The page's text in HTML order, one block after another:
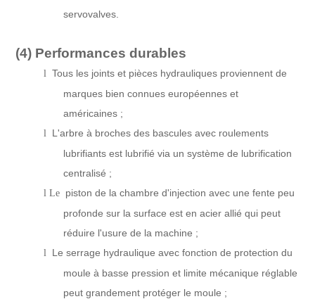
servovalves.
(4) Performances durables
l
Tous les joints et pièces hydrauliques proviennent de
marques bien connues européennes et
américaines ;
l
L'arbre à broches des bascules avec roulements
lubrifiants est lubrifié via un système de lubrification
centralisé ;
l Le piston de la chambre d'injection avec une fente peu
profonde sur la surface est en acier allié qui peut
réduire l'usure de la machine ;
l
Le serrage hydraulique avec fonction de protection du
moule à basse pression et limite mécanique réglable
peut grandement protéger le moule ;